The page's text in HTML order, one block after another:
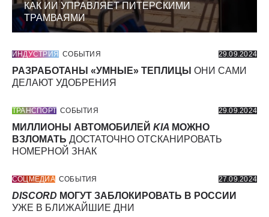
КАК ИИ УПРАВЛЯЕТ ПИТЕРСКИМИ
ТРАМВАЯМИ
ИНДУСТРИЯ СОБЫТИЯ 29.09.2024
РАЗРАБОТАНЫ «УМНЫЕ» ТЕПЛИЦЫ ОНИ САМИ
ДЕЛАЮТ УДОБРЕНИЯ
ТРАНСПОРТ СОБЫТИЯ 29.09.2024
МИЛЛИОНЫ АВТОМОБИЛЕЙ KIA МОЖНО
ВЗЛОМАТЬ ДОСТАТОЧНО ОТСКАНИРОВАТЬ
НОМЕРНОЙ ЗНАК
СОЦМЕДИА СОБЫТИЯ 27.09.2024
DISCORD МОГУТ ЗАБЛОКИРОВАТЬ В РОССИИ
УЖЕ В БЛИЖАЙШИЕ ДНИ